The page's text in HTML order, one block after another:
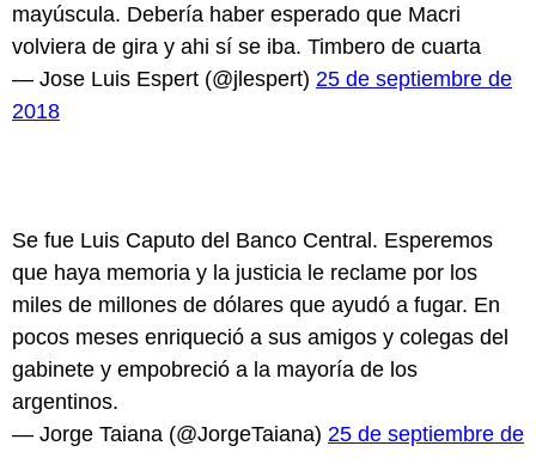
mayúscula. Debería haber esperado que Macri
volviera de gira y ahi sí se iba. Timbero de cuarta
— Jose Luis Espert (@jlespert) 25 de septiembre de
2018
Se fue Luis Caputo del Banco Central. Esperemos
que haya memoria y la justicia le reclame por los
miles de millones de dólares que ayudó a fugar. En
pocos meses enriqueció a sus amigos y colegas del
gabinete y empobreció a la mayoría de los
argentinos.
— Jorge Taiana (@JorgeTaiana) 25 de septiembre de